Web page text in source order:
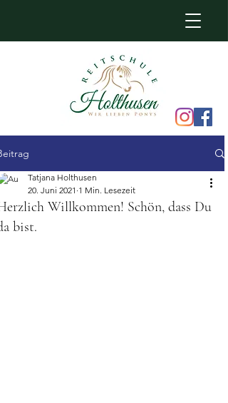
Willkommen! Schön, dass Du
bist.
Tatjana Holthusen
20. Juni 2021 1 Min. Lesezeit